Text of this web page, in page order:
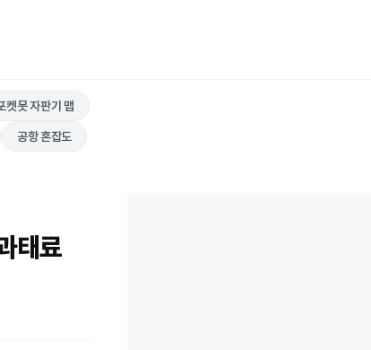
켓못 자판기 맵
공항 혼잡도
태료